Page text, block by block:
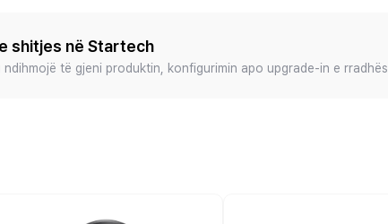
shitjes në Startech
ndihmojë të gjeni produktin, konfigurimin apo upgrade-in e rradhës